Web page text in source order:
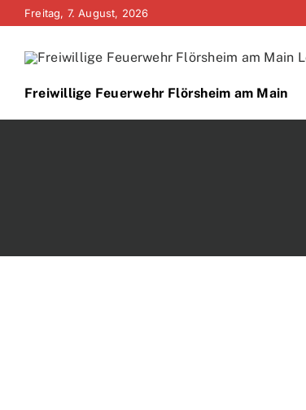
Zum
springen
Freitag, 7. August, 2026
Freiwillige Feuerwehr Flörsheim am Main